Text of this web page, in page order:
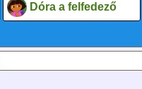
Dóra a felfedező